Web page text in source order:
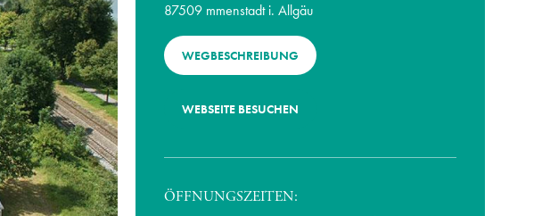
87509 mmenstadt i. Allgäu
WEGBESCHREIBUNG
WEBSEITE BESUCHEN
ÖFFNUNGSZEITEN: